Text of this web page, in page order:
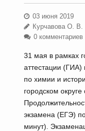
03 июня 2019
Курчавова О. В.
0 комментариев
31 мая в рамках
аттестации (ГИА)
по химии и
городском
экзамена (ЕГЭ)
минут).